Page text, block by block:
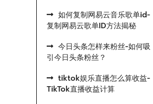
如何复制网易云音乐歌单id-
复制网易云歌单ID方法揭秘
今日头条怎样来粉丝-如何吸
引今日头条粉丝？
tiktok娱乐直播怎么算收益-
TikTok直播收益计算